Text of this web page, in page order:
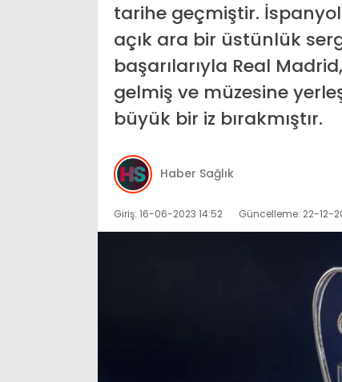
tarihe geçmiştir.
açık ara bir üstünlük
başarılarıyla Real
gelmiş ve müzesine
büyük bir iz bırakmıştır.
Haber Sağlık
Giriş: 16-06-2023 14:52 Güncelleme: 22-12-